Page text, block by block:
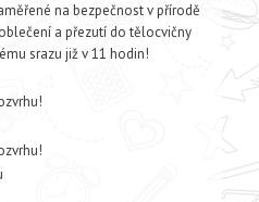
na bezpečnost v přírodě
a přezutí do tělocvičny
srazu již v 11 hodin!